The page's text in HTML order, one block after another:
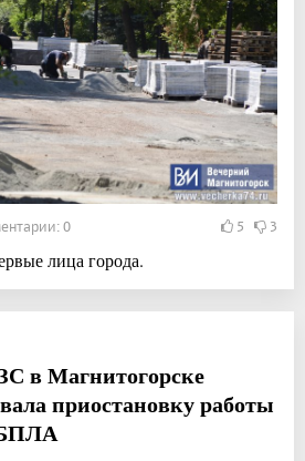
0 5 3
лица города.
в Магнитогорске
приостановку работы
БПЛА